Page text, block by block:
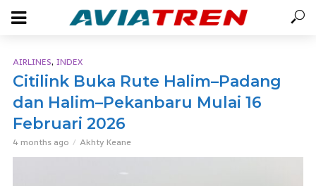
AIRLINES, INDEX
Citilink Buka Rute Halim–Padang
dan Halim–Pekanbaru Mulai 16
Februari 2026
4 months ago Akhty Keane